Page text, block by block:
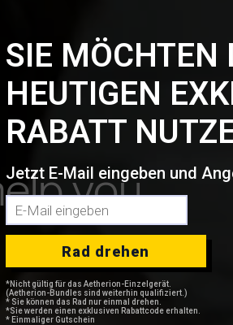
you
SIE MÖCHTEN
HEUTIGEN
RABATT
Jetzt E-Mail eingeben und
Rad drehen
*Nicht gültig für das Aetherion-Einzelgerät.
(Aetherion-Bundles sind weiterhin qualifiziert.)
* Sie können das Rad nur einmal drehen.
*Sie werden einen exklusiven Rabattcode erhalten.
* Einmaliger Gutschein